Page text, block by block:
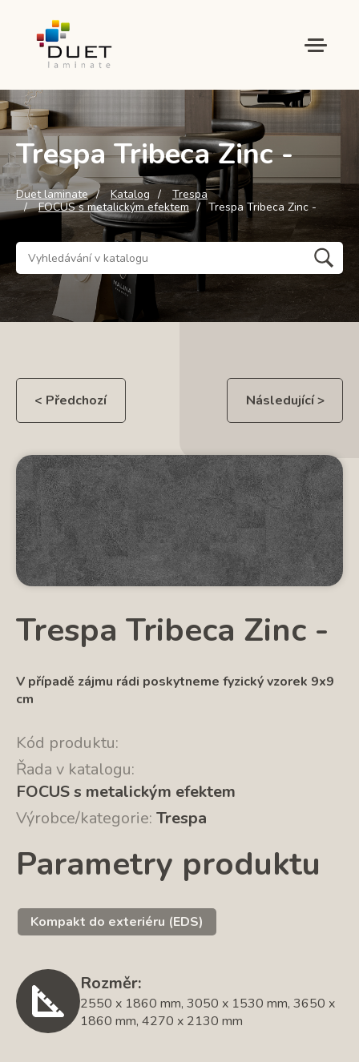
Trespa Tribeca Zinc -
Duet laminate Katalog
Trespa
FOCUS s metalickým efektem
Trespa Tribeca Zinc -
< Předchozí Následující >
Trespa Tribeca Zinc -
V případě zájmu rádi poskytneme fyzický vzorek 9x9
cm
Kód produktu:
Řada v katalogu:
FOCUS s metalickým efektem
Výrobce/kategorie: Trespa
Parametry produktu
Kompakt do exteriéru (EDS)
Rozměr:
2550 x 1860 mm, 3050 x 1530 mm, 3650 x
1860 mm, 4270 x 2130 mm